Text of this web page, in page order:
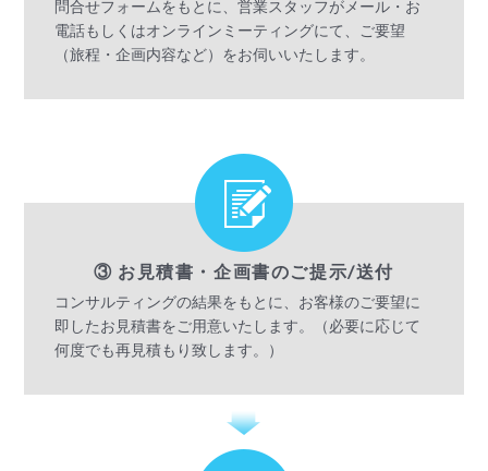
問合せフォームをもとに、営業スタッフがメール・お
電話もしくはオンラインミーティングにて、ご要望
（旅程・企画内容など）をお伺いいたします。
③ お見積書・企画書のご提示/送付
コンサルティングの結果をもとに、お客様のご要望に
即したお見積書をご用意いたします。（必要に応じて
何度でも再見積もり致します。）